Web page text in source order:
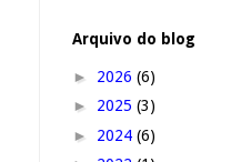
Arquivo do blog
► 2026 (6)
► 2025 (3)
► 2024 (6)